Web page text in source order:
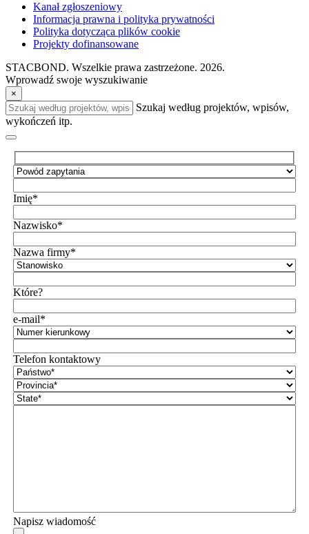
Kanał zgłoszeniowy
Informacja prawna i polityka prywatności
Polityka dotycząca plików cookie
Projekty dofinansowane
STACBOND. Wszelkie prawa zastrzeżone. 2026.
Wprowadź swoje wyszukiwanie
×
Szukaj według projektów, wpisów,
wykończeń itp.
Imię*
Nazwisko*
Nazwa firmy*
Które?
e-mail*
Telefon kontaktowy
Napisz wiadomość